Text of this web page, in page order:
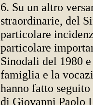
6. Su un altro
straordinarie, del
particolare
particolare
Sinodali del 1980
famiglia e la
hanno fatto
di Giovanni Paolo